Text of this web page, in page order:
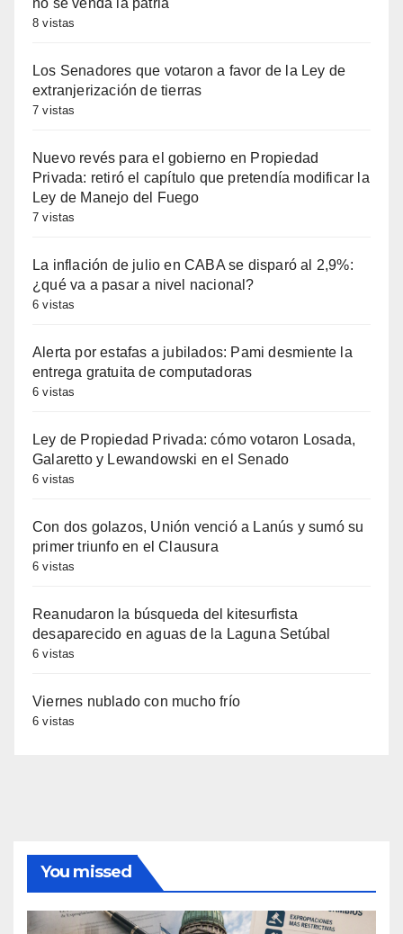
no se venda la patria
8 vistas
Los Senadores que votaron a favor de la Ley de
extranjerización de tierras
7 vistas
Nuevo revés para el gobierno en Propiedad
Privada: retiró el capítulo que pretendía modificar la
Ley de Manejo del Fuego
7 vistas
La inflación de julio en CABA se disparó al 2,9%:
¿qué va a pasar a nivel nacional?
6 vistas
Alerta por estafas a jubilados: Pami desmiente la
entrega gratuita de computadoras
6 vistas
Ley de Propiedad Privada: cómo votaron Losada,
Galaretto y Lewandowski en el Senado
6 vistas
Con dos golazos, Unión venció a Lanús y sumó su
primer triunfo en el Clausura
6 vistas
Reanudaron la búsqueda del kitesurfista
desaparecido en aguas de la Laguna Setúbal
6 vistas
Viernes nublado con mucho frío
6 vistas
You missed